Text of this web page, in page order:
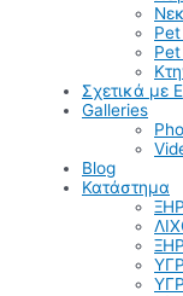
Σχετικά με
Galleries
Blog
Κατάστημα